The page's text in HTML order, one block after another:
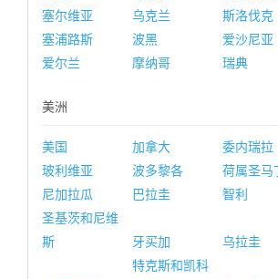
塞尔维亚
乌克兰
斯洛伐克
塞浦路斯
波黑
爱沙尼亚
爱尔兰
摩纳哥 瑞典
美洲
美国 加拿大
委内瑞拉
玻利维亚
波多黎各
荷属圣马
尼加拉瓜
巴拉圭
智利
圣基茨和尼维
斯
牙买加 乌拉圭
特克斯和凯科